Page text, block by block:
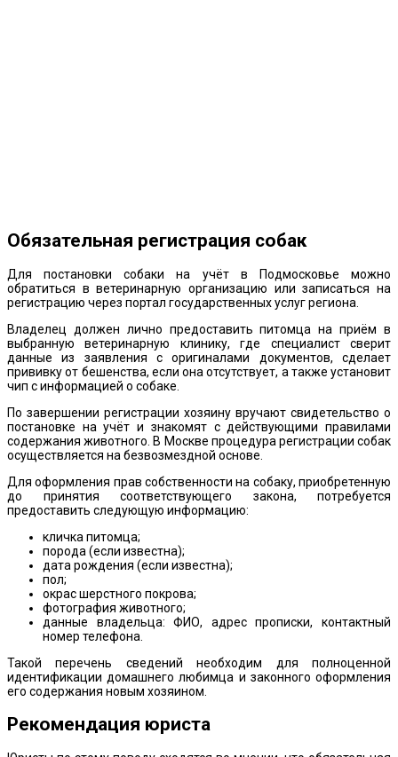
Обязательная регистрация собак
Для постановки собаки на учёт в Подмосковье можно
обратиться в ветеринарную организацию или записаться на
регистрацию через портал государственных услуг региона.
Владелец должен лично предоставить питомца на приём в
выбранную ветеринарную клинику, где специалист сверит
данные из заявления с оригиналами документов, сделает
прививку от бешенства, если она отсутствует, а также установит
чип с информацией о собаке.
По завершении регистрации хозяину вручают свидетельство о
постановке на учёт и знакомят с действующими правилами
содержания животного. В Москве процедура регистрации собак
осуществляется на безвозмездной основе.
Для оформления прав собственности на собаку, приобретенную
до принятия соответствующего закона, потребуется
предоставить следующую информацию:
кличка питомца;
порода (если известна);
дата рождения (если известна);
пол;
окрас шерстного покрова;
фотография животного;
данные владельца: ФИО, адрес прописки, контактный
номер телефона.
Такой перечень сведений необходим для полноценной
идентификации домашнего любимца и законного оформления
его содержания новым хозяином.
Рекомендация юриста